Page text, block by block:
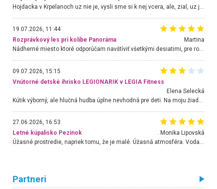
Hojdacka v Krpelanoch uz nie je, vysli sme si k nej vcera, ale, zial, uz je znicena. Ak sem planujete cestu len kvoli hojdacke, mozete si ju usetrit. Krasny vyhlad je tu vsak aj bez hojdacky :-)
19.07.2026, 11:44
Rozprávkový les pri kolibe Panoráma
Martina
Nádherné miesto ktoré odporúčam navštíviť všetkými desiatimi, pre rodiny s deťmi, dôchodcom... Proste a jednoducho ozaj rozprávkový les.. určite ešte prídeme. Odniesli sme si na pamiatku krásne tričká,
09.07.2026, 15:15
Vnútorné detské ihrisko LEGIONARIK v LEGIA Fitness
Elena Selecká
27.06.2026, 16:53
Letné kúpalisko Pezinok
. Monika Lipovská
Úžasné prostredie, napriek tomu, že je malé. Úžasná atmosféra. Voda fantastická a nádherná. Ľudí je pomerne veľa, ale su mili a ohľaduplní. Je veľmi zaujímavé sledovať, ako dokážu spolu športovať cudzí ľudia a bez ohľadu na vek. Vládne tu pohoda. Vnuka neviem dostať z vody. Ďakujem za krásny deň . Urcite sa sem vrátim. Jediný problém je s parkovaním, ale aj ten sa mi podarilo vyriešiť. Monika Bratislava
Partneri